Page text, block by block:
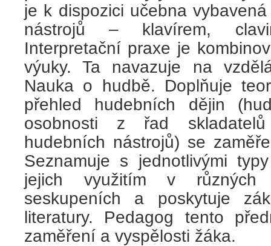
je k dispozici učebna
nástrojů – klavírem,
Interpretační praxe je
výuky. Ta navazuje na
Nauka o hudbě. Doplňuje
přehled hudebních dějin
osobnosti z řad
hudebních nástrojů) se
Seznamuje s jednotlivými
jejich využitím v různých
seskupeních a poskytuje
literatury. Pedagog tento
zaměření a vyspělosti žáka.